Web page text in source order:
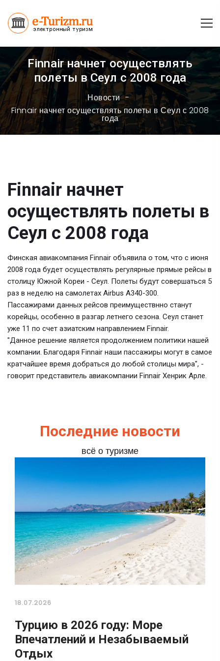
Finnair начнет осуществлять
полеты в Сеул с 2008 года
Новости
Finnair начнет осуществлять полеты в Сеул с 2008
года
Finnair начнет
осуществлять полеты в
Сеул с 2008 года
Финская авиакомпания Finnair объявила о том, что с июня
2008 года будет осуществлять регулярные прямые рейсы в
столицу Южной Кореи - Сеул. Полеты будут совершаться 5
раз в неделю на самолетах Airbus A340-300.
Пассажирами данных рейсов преимуществнно станут
корейцы, особенно в разгар летнего сезона. Сеул станет
уже 11 по счет азиатским направлением Finnair.
"Данное решение является продолжением политики нашей
компании. Благодаря Finnair наши пассажиры могут в самое
кратчайшее время добраться до любой столицы мира", -
говорит представитель авиакомпании Finnair Хенрик Арле.
Последние новости
всё о туризме
18.07.2026
Турцию в 2026 году: Море
Впечатлений и Незабываемый
Отдых